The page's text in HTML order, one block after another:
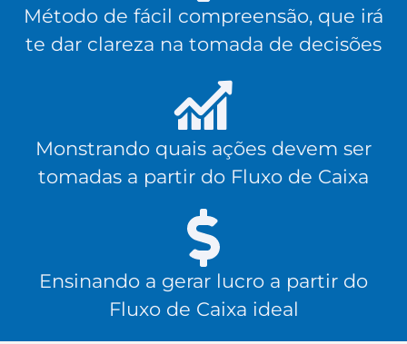
Método de fácil compreensão, que irá
te dar clareza na tomada de decisões
Monstrando quais ações devem ser
tomadas a partir do Fluxo de Caixa
Ensinando a gerar lucro a partir do
Fluxo de Caixa ideal